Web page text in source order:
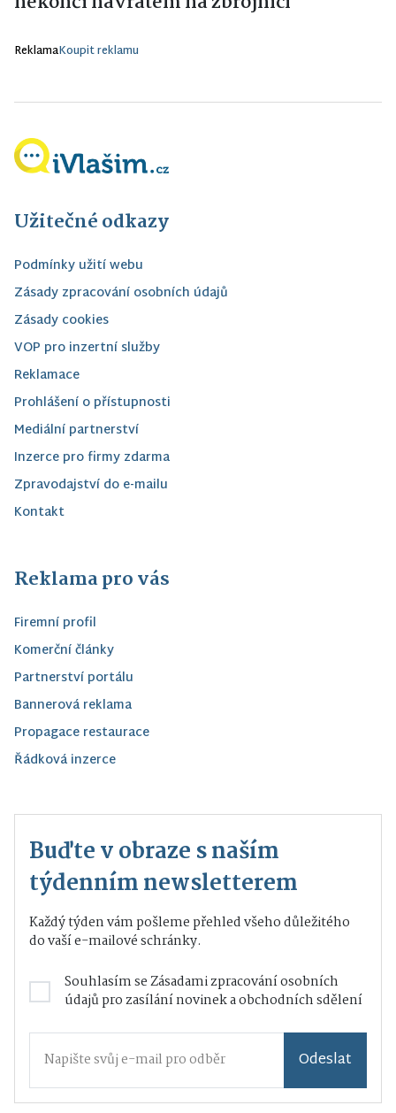
ReklamaKoupit reklamu
Užitečné odkazy
Podmínky užití webu
Zásady zpracování osobních údajů
Zásady cookies
VOP pro inzertní služby
Reklamace
Prohlášení o přístupnosti
Mediální partnerství
Inzerce pro firmy zdarma
Zpravodajství do e-mailu
Kontakt
Reklama pro vás
Firemní profil
Komerční články
Partnerství portálu
Bannerová reklama
Propagace restaurace
Řádková inzerce
Buďte v obraze s naším
týdenním newsletterem
Každý týden vám pošleme přehled všeho důležitého
do vaší e-mailové schránky.
Souhlasím seZásadami zpracování osobních
údajůpro zasílání novinek a obchodních sdělení
Odeslat